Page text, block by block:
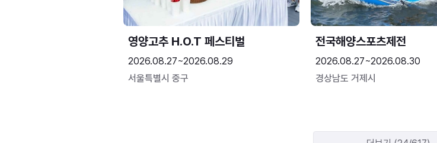
영양고추 H.O.T 페스티벌
2026.08.27~2026.08.29
서울특별시 중구
전국해양스포츠제전
2026.08.27~2026.08.30
경상남도 거제시